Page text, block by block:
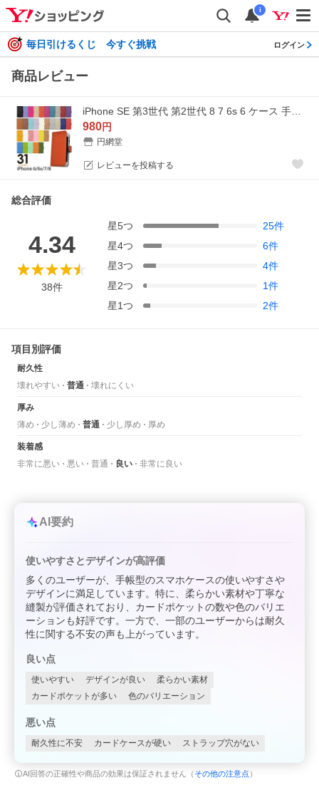
i
毎日引けるくじ 今すぐ挑戦 ログイン
商品レビュー
980円
円網堂
レビューを投稿する
総合評価
4.34
38件
星5つ 25件
星4つ 6件
星3つ 4件
星2つ 1件
星1つ 2件
項目別評価
耐久性
壊れやすい
普通 壊れにくい
厚み
薄め
少し薄め 普通 少し厚め 厚め
装着感
非常に悪い
悪い 普通 良い 非常に良い
AI要約
使いやすさとデザインが高評価
多くのユーザーが、手帳型のスマホケースの使いやすさや
デザインに満足しています。特に、柔らかい素材や丁寧な
縫製が評価されており、カードポケットの数や色のバリエ
ーションも好評です。一方で、一部のユーザーからは耐久
性に関する不安の声も上がっています。
良い点
使いやすい デザインが良い
柔らかい素材
カードポケットが多い
色のバリエーション
悪い点
耐久性に不安 カードケースが硬い ストラップ穴がない
AI回答の正確性や商品の効果は保証されません（ その他の注意点 ）